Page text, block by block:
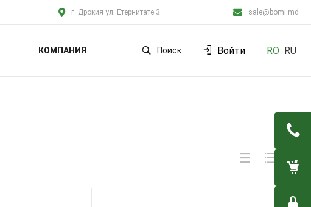
г. Дрокия ул. Етернитате 3 sale@bomi.md
КОМПАНИЯ Поиск Войти RO RU